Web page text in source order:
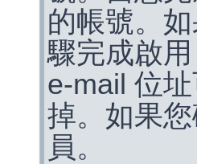
的帳號。
驟完成啟
e-mail 位
掉。如果
員。